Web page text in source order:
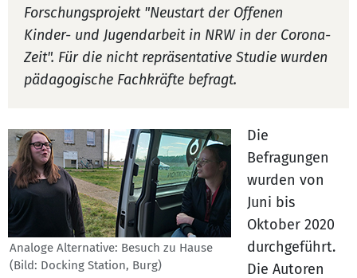
Forschungsprojekt "Neustart der Offenen
Kinder- und Jugendarbeit in NRW in der Corona-
Zeit". Für die nicht repräsentative Studie wurden
pädagogische Fachkräfte befragt.
Analoge Alternative: Besuch zu Hause
(Bild: Docking Station, Burg)
Die
Befragungen
wurden von
Juni bis
Oktober 2020
durchgeführt.
Die Autoren